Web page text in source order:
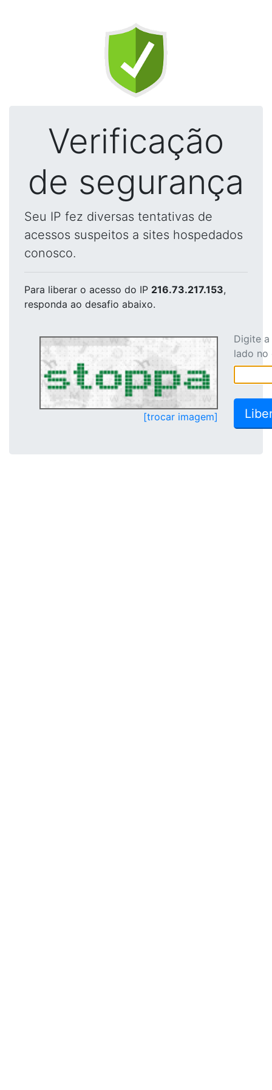
Verificação
de segurança
Seu IP fez diversas tentativas de
acessos suspeitos a sites hospedados
conosco.
Para liberar o acesso do IP 216.73.217.153,
responda ao desafio abaixo.
[trocar imagem]
Digite
lado no